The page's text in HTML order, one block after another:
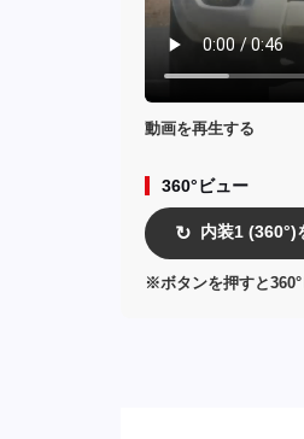
動画を再生する
360°ビュー
↻ 内装1 (360°)
※ボタンを押すと